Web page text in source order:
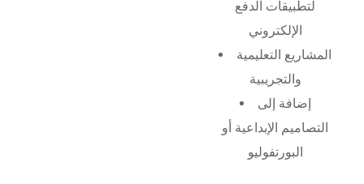
لتطبيقات الدفع
الإلكتروني
المشاريع التعليمية
والتجريبية
إضافة إلى
التصاميم الإبداعية أو
البورتفوليو